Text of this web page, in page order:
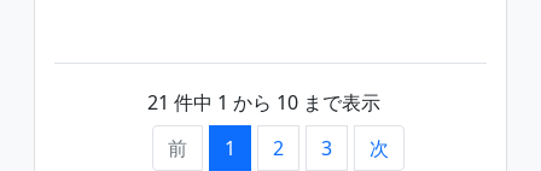
21 件中 1 から 10 まで表示
前
1 2 3 次